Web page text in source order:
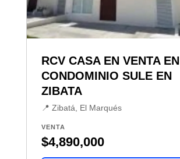
RCV CASA EN VENTA EN
CONDOMINIO SULE EN
ZIBATA
📍 Zibatá, El Marqués
VENTA
$4,890,000